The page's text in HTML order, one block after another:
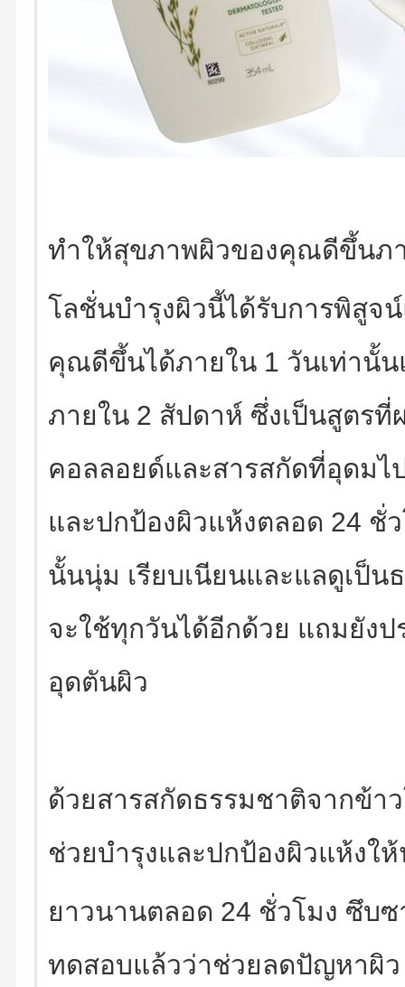
ทำให้สุขภาพผิวของคุณดีขึ้นภ
โลชั่นบำรุงผิวนี้ได้รับการพิสูจ
คุณดีขึ้นได้ภายใน 1 วันเท่านั้น
ภายใน 2 สัปดาห์ ซึ่งเป็นสูตร
คอลลอยด์และสารสกัดที่อุดมไ
และปกป้องผิวแห้งตลอด 24
นั้นนุ่ม เรียบเนียนและแลดูเป็
จะใช้ทุกวันได้อีกด้วย แถมยัง
อุดตันผิว
ด้วยสารสกัดธรรมชาติจากข้า
ช่วยบำรุงและปกป้องผิวแห้งใ
ยาวนานตลอด 24 ชั่วโมง ซึบซ
ทดสอบแล้วว่าช่วยลดปัญหาผิว